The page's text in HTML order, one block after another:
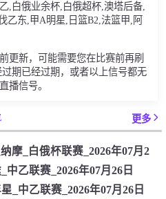
,白俄业余杯,白俄超杯,澳塔后备,
乙东,甲A明星,日篮B2,法篮甲,阿
更新，可能需要您在比赛前再刷
期已经过期，或者以上信号都无
播信号。
更多
摩_白俄杯联赛_2026年07月2
乙联赛_2026年07月26日
_中乙联赛_2026年07月26日